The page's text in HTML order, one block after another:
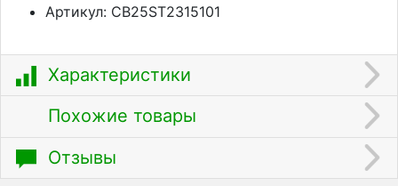
Артикул: CB25ST2315101
Характеристики
Похожие товары
Отзывы